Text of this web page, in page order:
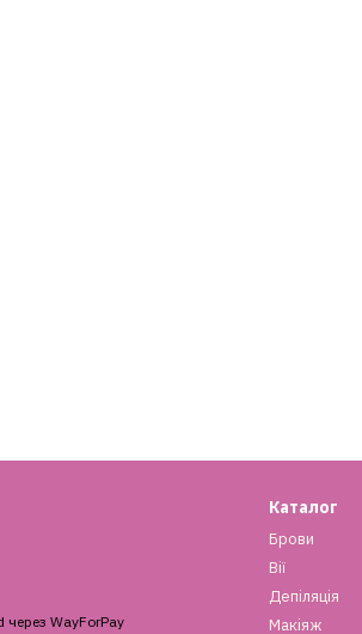
Каталог
Брови
Вії
Депіляція
Макіяж